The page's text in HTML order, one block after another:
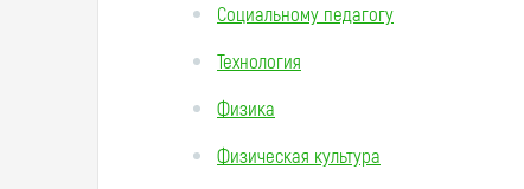
Социальному педагогу
Технология
Физика
Физическая культура